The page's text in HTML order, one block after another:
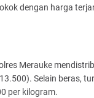
dengan harga
Merauke
Selain beras,
per kilogram.